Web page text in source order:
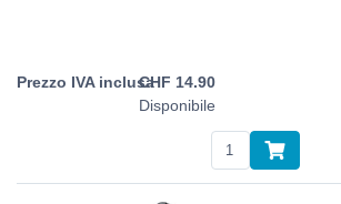
CHF 14.90
Disponibile